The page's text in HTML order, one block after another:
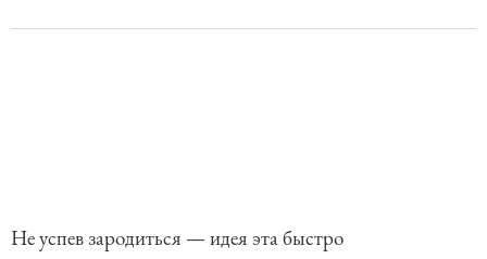
Не успев зародиться — идея эта быстро